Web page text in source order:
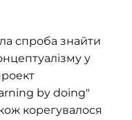
спроба знайти
у
by doing"
корегувалося